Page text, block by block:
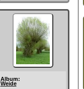
Album:
Weide